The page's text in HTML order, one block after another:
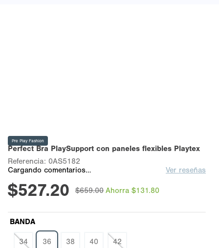
Pre Play Fashion
Perfect Bra PlaySupport con paneles flexibles Playtex
Referencia: 0AS5182
Cargando comentarios…
Ver reseñas
$527.20 $659.00 Ahorra $131.80
BANDA
34 36 38 40 42